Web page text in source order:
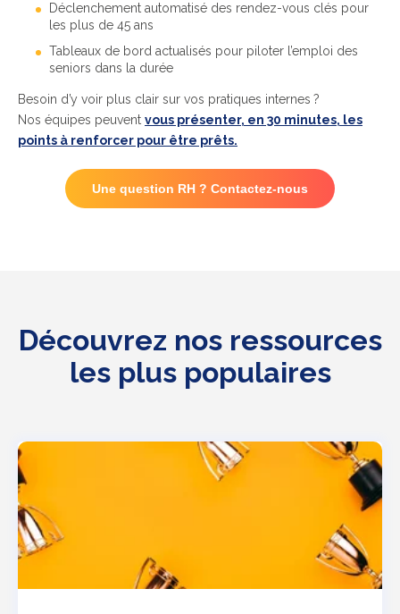
Déclenchement automatisé des rendez-vous clés pour
les plus de 45 ans
Tableaux de bord actualisés pour piloter l’emploi des
seniors dans la durée
Besoin d’y voir plus clair sur vos pratiques internes ?
Nos équipes peuvent vous présenter, en 30 minutes, les
points à renforcer pour être prêts.
Une question RH ? Contactez-nous
Découvrez nos ressources
les plus populaires